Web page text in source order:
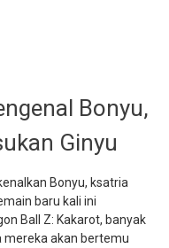
Bonyu,
Ginyu
Bonyu, ksatria
baru kali ini
Ball Z: Kakarot, banyak
akan bertemu